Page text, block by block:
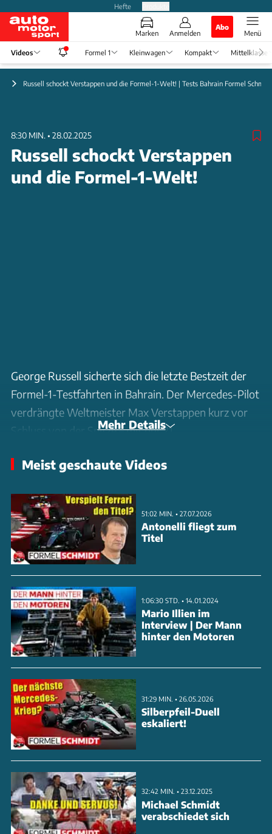
Hefte
Marken Anmelden
Abo
Menü
Videos Formel 1 Kleinwagen Kompakt Mittelklasse
Russell schockt Verstappen und die Formel-1-Welt! | Tests Bahrain Formel
8:30 MIN. • 28.02.2025
Russell schockt Verstappen
und die Formel-1-Welt!
George Russell sicherte sich die letzte Bestzeit der
Formel-1-Testfahrten in Bahrain. Der Mercedes-Pilot
verdrängte Weltmeister Max Verstappen kurz vor
Schluss von der Spitze – mit nur 21
überzeugte erneut, Alex Albon belegte Rang drei.
mit technischen Problemen kämpfte. Auch Sauber
und Aston Martin blieben hinter den Erwartungen
zurück. Am Finaltag sorgten mehrere rote Flaggen
für Unterbrechungen. Die Hintergründe und weitere
Analysen gibt es in einer neuen Folge von Formel
Schmidt!
ANZEIGE
Mehr Details
Meist geschaute Videos
51:02 MIN. • 27.07.2026
Antonelli fliegt zum
Titel
1:06:30 STD. • 14.01.2024
Mario Illien im
Interview | Der Mann
hinter den Motoren
31:29 MIN. • 26.05.2026
Silberpfeil-Duell
eskaliert!
32:42 MIN. • 23.12.2025
Michael Schmidt
verabschiedet sich